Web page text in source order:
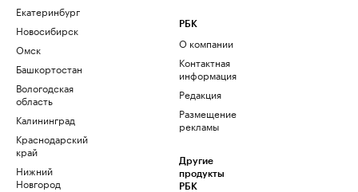
Екатеринбург
Новосибирск
Омск
Башкортостан
Вологодская
область
Калининград
Краснодарский
край
Нижний
Новгород
РБК
О компании
Контактная
информация
Редакция
Размещение
рекламы
Другие
продукты
РБК